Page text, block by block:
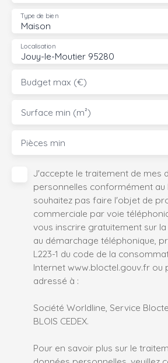
Maison
Type de bien
Jouy-le-Moutier 95280
Localisation
Budget max (€)
Surface min (m²)
Pièces min
J'accepte le traitement de mes
personnelles conformément au
souhaitez pas faire l'objet de
commerciale par voie
vous inscrire gratuitement sur
au démarchage téléphonique,
L223-1 du code de la
Internet www.bloctel.gouv.fr ou
adressé à :
Société Worldline, Service Bloctel,
BLOIS CEDEX.
Pour en savoir plus sur le